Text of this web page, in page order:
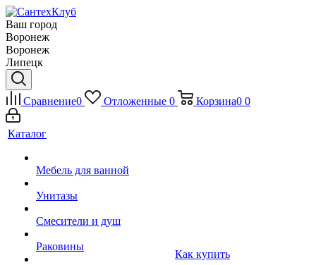
Ваш город
Воронеж
Воронеж
Липецк
Сравнение0 Отложенные 0 Корзина0 0
Каталог
Мебель для ванной
Унитазы
Смесители и душ
Раковины
Как купить